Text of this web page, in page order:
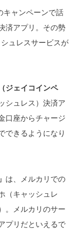
キャンペーンで話
済アプリ。その勢
ュレスサービスが
ジェイコインペ
シュレス）決済ア
口座からチャージ
できるようになり
は、メルカリでの
（キャッシュレ
。メルカリのサー
プリだといえるで